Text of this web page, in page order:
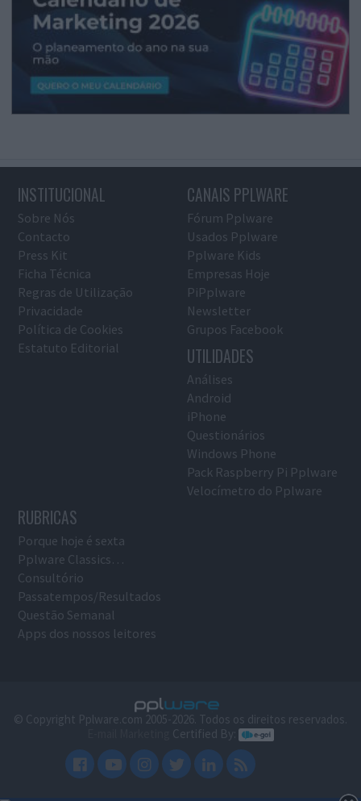
INSTITUCIONAL
Sobre Nós
Contacto
Press Kit
Ficha Técnica
Regras de Utilização
Privacidade
Política de Cookies
Estatuto Editorial
CANAIS PPLWARE
Fórum Pplware
Usados Pplware
Pplware Kids
Empresas Hoje
PiPplware
Newsletter
Grupos Facebook
UTILIDADES
Análises
Android
iPhone
Questionários
Windows Phone
Pack Raspberry Pi Pplware
Velocímetro do Pplware
RUBRICAS
Porque hoje é sexta
Pplware Classics…
Consultório
Passatempos/Resultados
Questão Semanal
Apps dos nossos leitores
© Copyright Pplware.com 2005-2026. Todos os direitos reservados.
Certified By: